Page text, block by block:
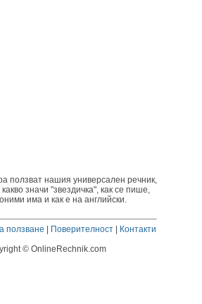
ползват нашия универсален речник,
какво значи "звездичка", как се пише,
има и как е на английски.
ползване | Поверителност| Контакти
© OnlineRechnik.com